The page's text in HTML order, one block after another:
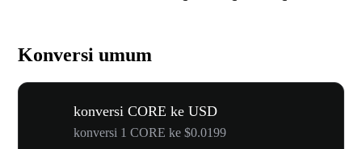
Konversi umum
konversi CORE ke USD
konversi 1 CORE ke $0.0199